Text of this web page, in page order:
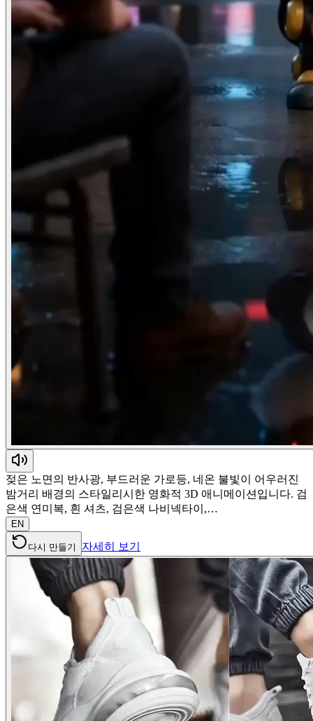
젖은 노면의 반사광, 부드러운 가로등, 네온 불빛이 어우러진
밤거리 배경의 스타일리시한 영화적 3D 애니메이션입니다. 검
은색 연미복, 흰 셔츠, 검은색 나비넥타이,…
EN
다시 만들기 자세히 보기